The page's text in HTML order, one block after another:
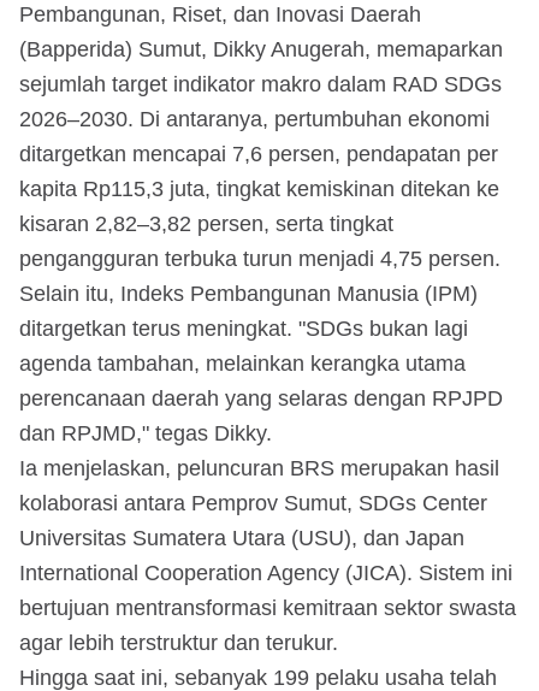
Pembangunan, Riset, dan Inovasi Daerah
(Bapperida) Sumut, Dikky Anugerah, memaparkan
sejumlah target indikator makro dalam RAD SDGs
2026–2030. Di antaranya, pertumbuhan ekonomi
ditargetkan mencapai 7,6 persen, pendapatan per
kapita Rp115,3 juta, tingkat kemiskinan ditekan ke
kisaran 2,82–3,82 persen, serta tingkat
pengangguran terbuka turun menjadi 4,75 persen.
Selain itu, Indeks Pembangunan Manusia (IPM)
ditargetkan terus meningkat. "SDGs bukan lagi
agenda tambahan, melainkan kerangka utama
perencanaan daerah yang selaras dengan RPJPD
dan RPJMD," tegas Dikky.
Ia menjelaskan, peluncuran BRS merupakan hasil
kolaborasi antara Pemprov Sumut, SDGs Center
Universitas Sumatera Utara (USU), dan Japan
International Cooperation Agency (JICA). Sistem ini
bertujuan mentransformasi kemitraan sektor swasta
agar lebih terstruktur dan terukur.
Hingga saat ini, sebanyak 199 pelaku usaha telah